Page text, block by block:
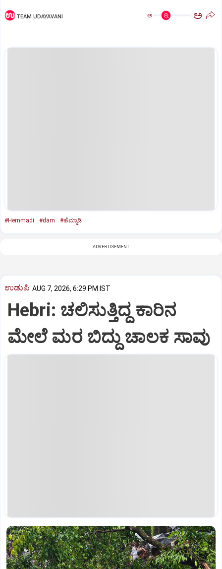
TEAM UDAYAVANI ಅ ಅ
#Hemmadi #dam #ಹೆಮ್ಮಾಡಿ
ADVERTISEMENT
ಉಡುಪಿ AUG 7, 2026, 6:29 PM IST
Hebri: ಚಲಿಸುತ್ತಿದ್ದ ಕಾರಿನ
ಮೇಲೆ ಮರ ಬಿದ್ದು ಚಾಲಕ ಸಾವು